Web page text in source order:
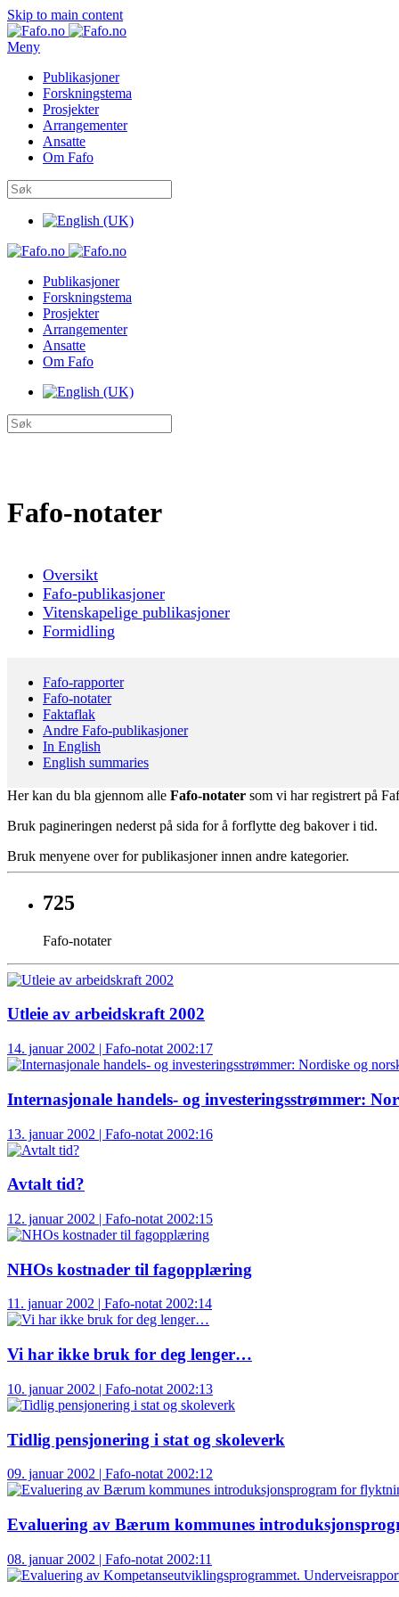
Skip to main content
Meny
Publikasjoner
Forskningstema
Prosjekter
Arrangementer
Ansatte
Om Fafo
Publikasjoner
Forskningstema
Prosjekter
Arrangementer
Ansatte
Om Fafo
Fafo-notater
Oversikt
Fafo-publikasjoner
Vitenskapelige publikasjoner
Formidling
Fafo-rapporter
Fafo-notater
Faktaflak
Andre Fafo-publikasjoner
In English
English summaries
Her kan du bla gjennom alle Fafo-notater som vi har registrert på
Bruk pagineringen nederst på sida for å forflytte deg bakover i tid.
Bruk menyene over for publikasjoner innen andre kategorier.
725
Fafo-notater
Utleie av arbeidskraft 2002
14. januar 2002 | Fafo-notat 2002:17
Internasjonale handels- og investeringsstrømmer:
13. januar 2002 | Fafo-notat 2002:16
Avtalt tid?
12. januar 2002 | Fafo-notat 2002:15
NHOs kostnader til fagopplæring
11. januar 2002 | Fafo-notat 2002:14
Vi har ikke bruk for deg lenger…
10. januar 2002 | Fafo-notat 2002:13
Tidlig pensjonering i stat og skoleverk
09. januar 2002 | Fafo-notat 2002:12
Evaluering av Bærum kommunes
08. januar 2002 | Fafo-notat 2002:11